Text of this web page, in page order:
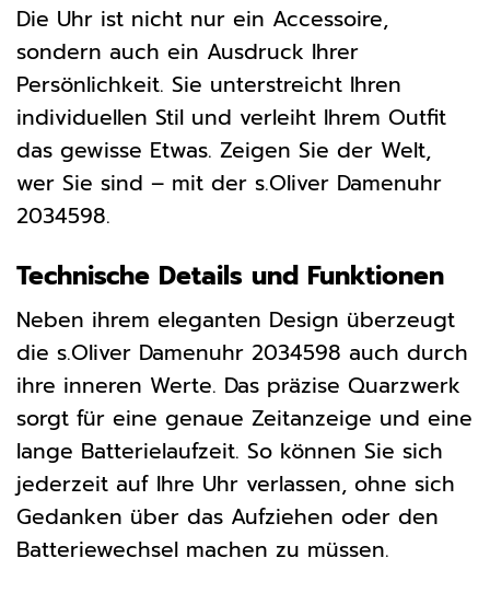
Die Uhr ist nicht nur ein Accessoire,
sondern auch ein Ausdruck Ihrer
Persönlichkeit. Sie unterstreicht Ihren
individuellen Stil und verleiht Ihrem Outfit
das gewisse Etwas. Zeigen Sie der Welt,
wer Sie sind – mit der s.Oliver Damenuhr
2034598.
Technische Details und Funktionen
Neben ihrem eleganten Design überzeugt
die s.Oliver Damenuhr 2034598 auch durch
ihre inneren Werte. Das präzise Quarzwerk
sorgt für eine genaue Zeitanzeige und eine
lange Batterielaufzeit. So können Sie sich
jederzeit auf Ihre Uhr verlassen, ohne sich
Gedanken über das Aufziehen oder den
Batteriewechsel machen zu müssen.